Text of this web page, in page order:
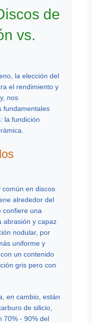
de
vs.
la elección del
el rendimiento y
nos
fundamentales
la fundición
común en discos
alrededor del
confiere una
abrasión y capaz
nodular, por
uniforme y
un contenido
gris pero con
en cambio, están
de silicio,
70% - 90% del